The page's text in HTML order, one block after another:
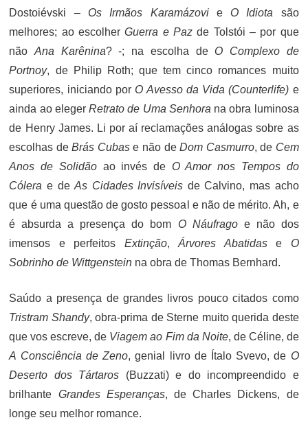
Dostoiévski – Os Irmãos Karamázovi e O Idiota são
melhores; ao escolherGuerra e Paz de Tolstói – por que
nãoAna Karênina? -; na escolha de O Complexo de
Portnoy, de Philip Roth; que tem cinco romances muito
superiores, iniciando por O Avesso da Vida (Counterlife) e
ainda ao elegerRetrato de Uma Senhora na obra luminosa
de Henry James. Li por aí reclamações análogas sobre as
escolhas deBrás Cubase não deDom Casmurro, de Cem
Anos de Solidãoao invés de O Amor nos Tempos do
Cólera e deAs Cidades Invisíveis de Calvino, mas acho
que é uma questão de gosto pessoal e não de mérito. Ah, e
é absurda a presença do bom O Náufragoe não dos
imensos e perfeitos Extinção,Árvores Abatidase O
Sobrinho de Wittgenstein na obra de Thomas Bernhard.
Saúdo a presença de grandes livros pouco citados como
Tristram Shandy, obra-prima de Sterne muito querida deste
que vos escreve, de Viagem ao Fim da Noite, de Céline, de
A Consciência de Zeno, genial livro de Ítalo Svevo, de O
Deserto dos Tártaros (Buzzati) e do incompreendido e
brilhante Grandes Esperanças, de Charles Dickens, de
longe seu melhor romance.